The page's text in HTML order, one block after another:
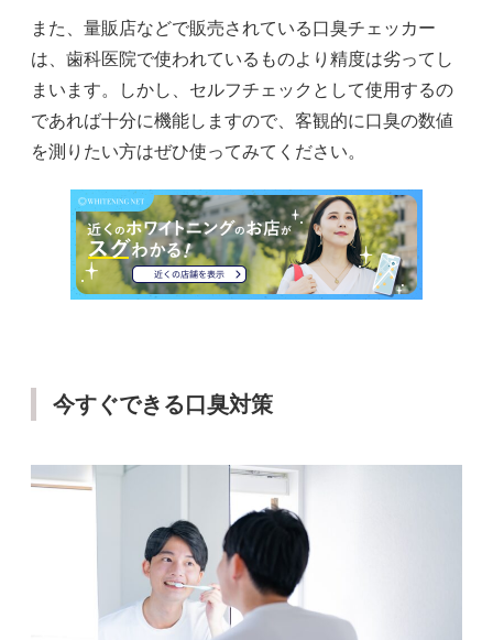
また、量販店などで販売されている口臭チェッカー
は、歯科医院で使われているものより精度は劣ってし
まいます。しかし、セルフチェックとして使用するの
であれば十分に機能しますので、客観的に口臭の数値
を測りたい方はぜひ使ってみてください。
今すぐできる口臭対策